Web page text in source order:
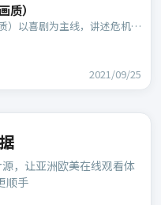
质）
）以喜剧为主线，讲述危机中
英国班底，毕赣执导，周迅、
2021/09/25
，让亚洲欧美在线观看体
顺手